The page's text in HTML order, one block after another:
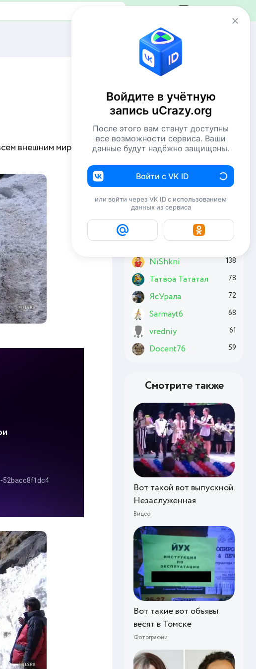
Авторизация
Сейчас онлайн
2 VIP`а
38 пользователей
698 гостей
Всего посетителей 738
Рекорд: 12737 посетителей
Установлен 22 апр 2026г. в 02:34
Комментаторы недели
Евгений114
Basai 177
Chuzzle 176
NiShkni 138
Татвоа Тататал 78
ЯсУрала 72
Sarmayt6 68
vredniy 61
Docent76 59
Смотрите также
Вот такой вот выпускной.
Незаслуженная
Видео
Вот такие вот объявы
весят в Томске
Фотографии
внешним миром...
Войдите в учётную
запись uCrazy.org
После этого вам станут доступны
все возможности сервиса. Ваши
данные будут надёжно защищены.
Войти с VK ID
или войти через VK ID с использованием
данных из сервиса